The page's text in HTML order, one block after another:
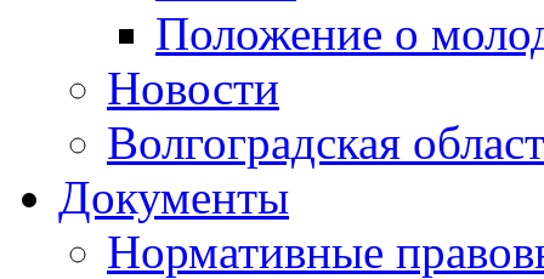
Положение о
Новости
Волгоградская
Документы
Нормативные